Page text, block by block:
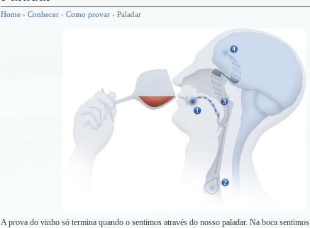
Home › Conhecer › Como provar › Paladar
A prova do vinho só termina quando o sentimos através do nosso paladar. Na boca sentimos